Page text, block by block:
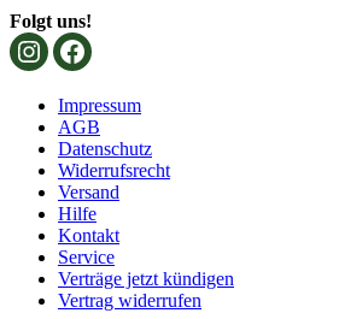
Folgt uns!
Impressum
AGB
Datenschutz
Widerrufsrecht
Versand
Hilfe
Kontakt
Service
Verträge jetzt kündigen
Vertrag widerrufen